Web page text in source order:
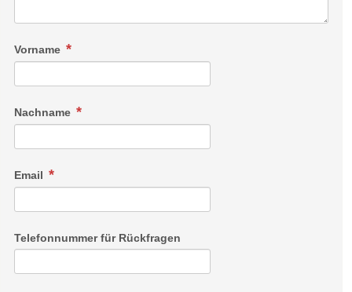
Vorname
Nachname
Email
Telefonnummer für Rückfragen